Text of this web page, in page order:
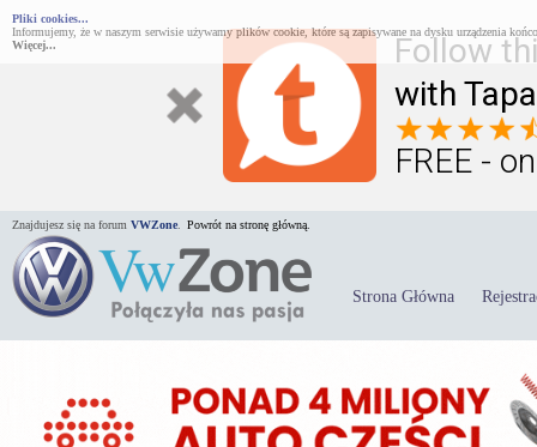
Follow
with
FREE -
Pliki cookies...
Informujemy, że w naszym serwisie używamy plików cookie, które są zapisywane na dysku urządzenia
Więcej...
Znajdujesz się na forum VWZone Powrót na stronę główną.
Strona Główna